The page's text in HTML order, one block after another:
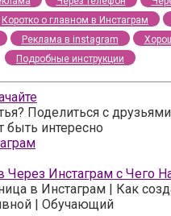
Коротко о главном в Инстаграм
Реклама в instagram
Подробные инструкции
Поделиться с
интересно
Инстаграм с Чего
в Инстаграм | Как
| Обучающий